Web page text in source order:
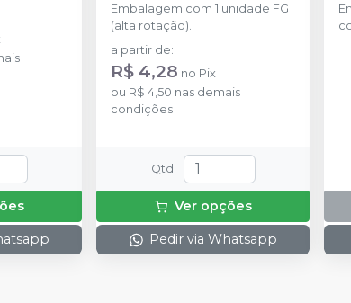
Embalagem com 1 unidade FG
(alta rotação).
a partir de:
R$ 4,28 no Pix
ou R$ 4,50 nas demais
condições
Qtd :
Ver opções
Pedir via Whatsapp